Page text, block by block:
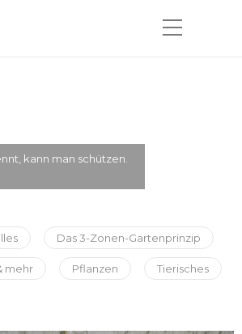
ist derjenige,
Das 3-Zonen-Gartenprinzip
mehr Pflanzen Tierisches